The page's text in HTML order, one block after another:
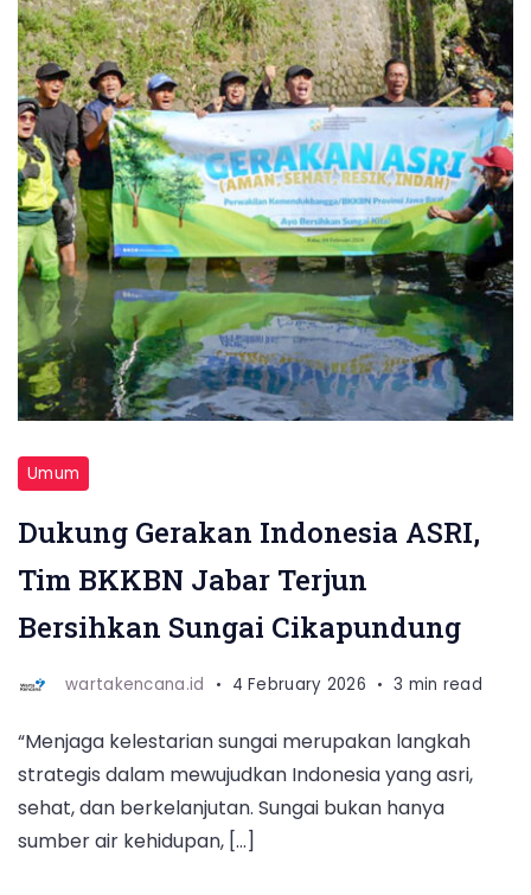
Umum
Dukung Gerakan Indonesia ASRI,
Tim BKKBN Jabar Terjun
Bersihkan Sungai Cikapundung
wartakencana.id 4 February 2026 3 min read
“Menjaga kelestarian sungai merupakan langkah
strategis dalam mewujudkan Indonesia yang asri,
sehat, dan berkelanjutan. Sungai bukan hanya
sumber air kehidupan, […]